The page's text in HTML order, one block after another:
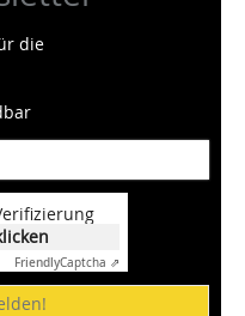
die
FriendlyCaptcha ⇗